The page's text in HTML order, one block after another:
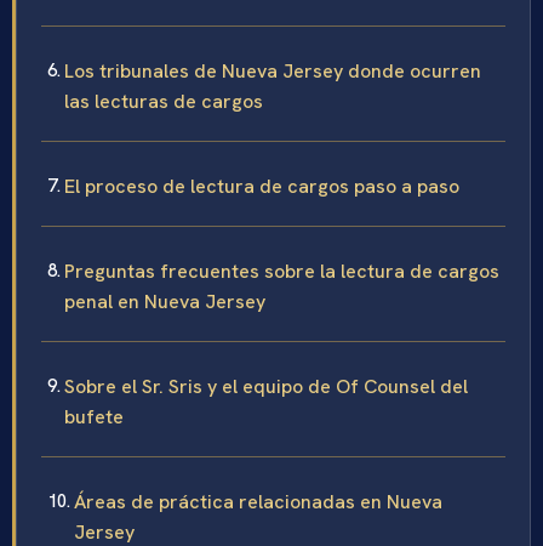
Los tribunales de Nueva Jersey donde ocurren
las lecturas de cargos
El proceso de lectura de cargos paso a paso
Preguntas frecuentes sobre la lectura de cargos
penal en Nueva Jersey
Sobre el Sr. Sris y el equipo de Of Counsel del
bufete
Áreas de práctica relacionadas en Nueva
Jersey